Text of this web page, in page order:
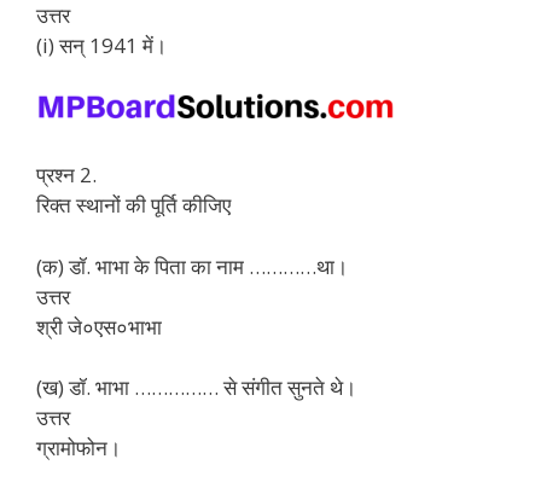
उत्तर
(i) सन् 1941 में।
प्रश्न 2.
रिक्त स्थानों की पूर्ति कीजिए
(क) डॉ. भाभा के पिता का नाम …………था।
उत्तर
श्री जे०एस०भाभा
(ख) डॉ. भाभा …………… से संगीत सुनते थे।
उत्तर
ग्रामोफोन।